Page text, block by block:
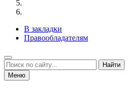
В закладки
Правообладателям
Найти
Меню